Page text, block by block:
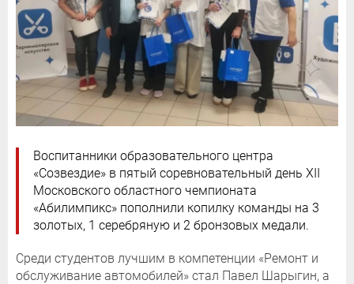
Воспитанники образовательного центра
«Созвездие» в пятый соревновательный день XII
Московского областного чемпионата
«Абилимпикс» пополнили копилку команды на 3
золотых, 1 серебряную и 2 бронзовых медали.
Среди студентов лучшим в компетенции «Ремонт и
обслуживание автомобилей» стал Павел Шарыгин, а